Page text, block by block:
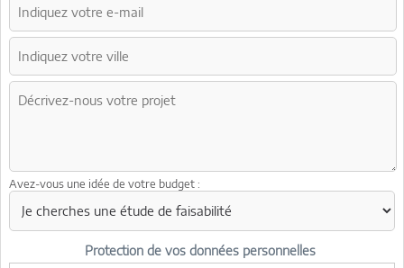
Avez-vous une idée de votre budget :
Protection de vos données personnelles